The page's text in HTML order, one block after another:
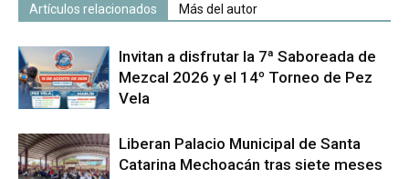
Artículos relacionados Más del autor
Invitan a disfrutar la 7ª Saboreada de
Mezcal 2026 y el 14º Torneo de Pez
Vela
Liberan Palacio Municipal de Santa
Catarina Mechoacán tras siete meses